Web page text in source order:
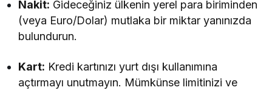
Nakit: Gideceğiniz ülkenin yerel para biriminden
(veya Euro/Dolar) mutlaka bir miktar yanınızda
bulundurun.
Kart: Kredi kartınızı yurt dışı kullanımına
açtırmayı unutmayın. Mümkünse limitinizi ve